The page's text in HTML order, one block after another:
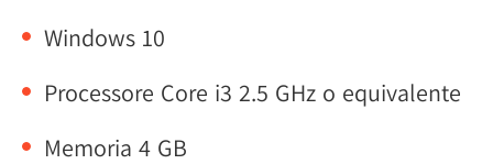
Windows 10
Processore Core i3 2.5 GHz o equivalente
Memoria 4 GB